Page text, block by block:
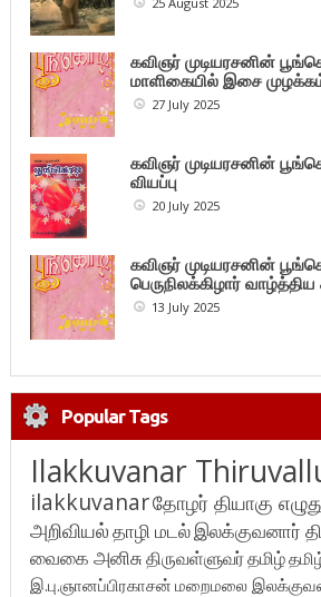
கவிஞர் முடியரசனின்
மாளிகையில் இசை
27 July 2025
கவிஞர் முடியரசனின்
வியப்பு
20 July 2025
கவிஞர் முடியரசனின்
பெருநிலக்கிழார்
13 July 2025
Popular Tags
Ilakkuvanar
ilakkuvanarதோழர் தியாகு
அறிவியல்தாழி மடல்இலக்குவனார்
வைகை அனிசுதிருவள்ளுவர்தமிழ்
இ.பு.ஞானப்பிரகாசன் மறைமலை